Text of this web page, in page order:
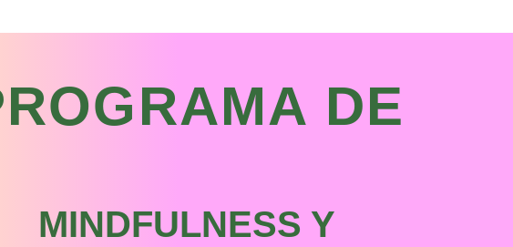
DE
MINDFULNESS Y